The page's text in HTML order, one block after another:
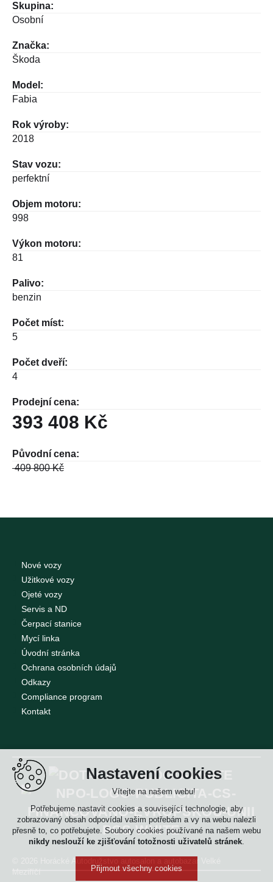
Skupina:
Osobní
Značka:
Škoda
Model:
Fabia
Rok výroby:
2018
Stav vozu:
perfektní
Objem motoru:
998
Výkon motoru:
81
Palivo:
benzin
Počet míst:
5
Počet dveří:
4
Prodejní cena:
393 408 Kč
Původní cena:
409 800Kč
Nové vozy
Užitkové vozy
Ojeté vozy
Servis a ND
Čerpací stanice
Mycí linka
Úvodní stránka
Ochrana osobních údajů
Odkazy
Compliance program
Kontakt
Nastavení cookies
Vítejte na našem webu!
Potřebujeme nastavit cookies a související technologie, aby
zobrazovaný obsah odpovídal vašim potřebám a vy na webu nalezli
přesně to, co potřebujete. Soubory cookies používané na našem webu
nikdy neslouží ke zjišťování totožnosti uživatelů stránek.
Přijmout všechny cookies